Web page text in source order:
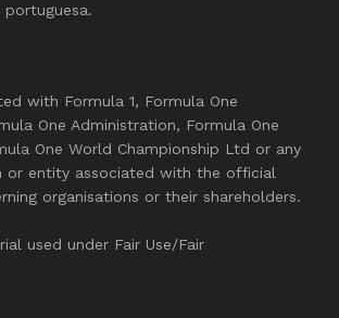
portuguesa.
with Formula 1, Formula One
One Administration, Formula One
One World Championship Ltd or any
or entity associated with the official
organisations or their shareholders.
used under Fair Use/Fair